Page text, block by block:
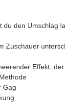
den Umschlag
Zuschauer
Effekt,
Gag